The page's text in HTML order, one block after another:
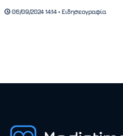
06/09/2024 14:14 • Ειδησεογραφία